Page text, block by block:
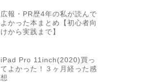
広報・PR歴4年の私が読んで
よかった本まとめ【初心者向
けから実践まで】
iPad Pro 11inch(2020)買っ
てよかった！３ヶ月経った感
想